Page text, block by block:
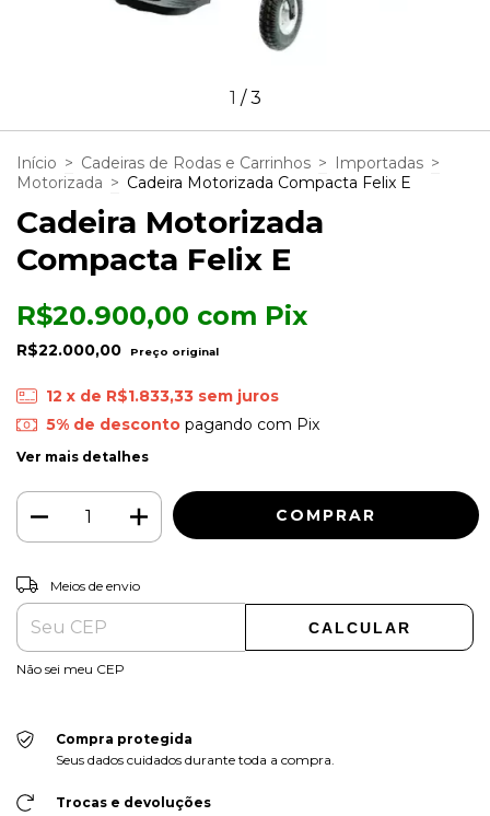
1 /3
Início > Cadeiras de Rodas e Carrinhos > Importadas >
Motorizada > Cadeira Motorizada Compacta Felix E
Cadeira Motorizada
Compacta Felix E
R$22.000,00
R$20.900,00 com Pix
12 x de R$1.833,33 sem juros
5% de descontopagando com Pix
Ver mais detalhes
Entregas para o CEP:
Meios de envio
CALCULAR
Não sei meu CEP
Compra protegida
Seus dados cuidados durante toda a compra.
Trocas e devoluções